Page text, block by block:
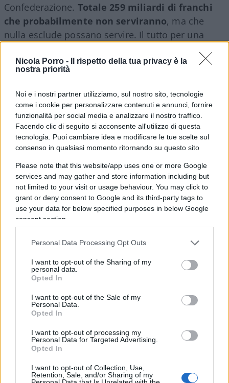
Nicola Porro -
Il rispetto della tua privacy è la
nostra priorità
Noi e i nostri partner utilizziamo, sul nostro sito, tecnologie
come i cookie per personalizzare contenuti e annunci, fornire
funzionalità per social media e analizzare il nostro traffico.
Facendo clic di seguito si acconsente all'utilizzo di questa
tecnologia. Puoi cambiare idea e modificare le tue scelte sul
consenso in qualsiasi momento ritornando su questo sito
Please note that this website/app uses one or more Google
services and may gather and store information including but
not limited to your visit or usage behaviour. You may click to
grant or deny consent to Google and its third-party tags to
use your data for below specified purposes in below Google
consent section.
Personal Data Processing Opt Outs
I want to opt-out of the Sharing of my
personal data.
Opted In
I want to opt-out of the Sale of my
Personal Data.
Opted In
I want to opt-out of processing my
Personal Data for Targeted Advertising.
Opted In
I want to opt-out of Collection, Use,
Retention, Sale, and/or Sharing of my
Confederazione. Totale 259 miliardi di franchi
che probabilmente non serviranno, ma che
nulla esclude possano servire. Il tutto per una
borsa di appena 10 miliardi di franchi (la metà di
Deutsche Bank), al 45°posto della classifica
mondiale S&P per attivi (863 miliardi di dollari,
contro i 3684 di JP Morgan). Questo fa pensare,
secondo la nota giornalista d’inchieste bancarie
svizzere Myret Zaki, che scrisse nel 2008 un libro
sugli azzardi finanziari statunitensi di UBS, che
siauna montagna di crediti speculativi della
finanza non bancaria, il cosiddettoshadow
banking, fatto di Hedge Funds, veicoli speciali,
brokers e fondi d’investimento, che lega in
un’unica rete interconnessa, tutto il sistema
bancario.
UBS, che è al 38° posto della classifica S&P salirà
certamente di grado e passerà dall’essere per la
Confederazione, datoo big to fail
too big to be
. Chi salverà UBS, nell’eventualità di future
Myret Zaki, non ha la potenza di fuoco della Bce o
della Fed e nel 2022 ha registrato perdite per 132
miliardi di franchi, a causa del crollo dei prezzi